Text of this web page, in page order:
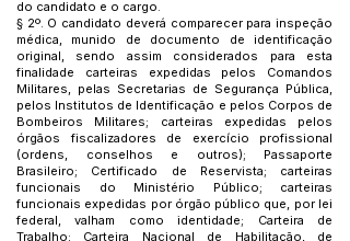
do candidato e o cargo.
§ 2º. O candidato deverá comparecer para inspeção
médica, munido de documento de identificação
original, sendo assim considerados para esta
finalidade carteiras expedidas pelos Comandos
Militares, pelas Secretarias de Segurança Pública,
pelos Institutos de Identificação e pelos Corpos de
Bombeiros Militares; carteiras expedidas pelos
órgãos fiscalizadores de exercício profissional
(ordens, conselhos e outros); Passaporte
Brasileiro; Certificado de Reservista; carteiras
funcionais do Ministério Público; carteiras
funcionais expedidas por órgão público que, por lei
federal, valham como identidade; Carteira de
Trabalho; Carteira Nacional de Habilitação, de